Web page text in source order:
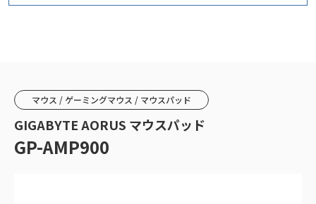
マウス / ゲーミングマウス / マウスパッド
GIGABYTE AORUS マウスパッド
GP-AMP900